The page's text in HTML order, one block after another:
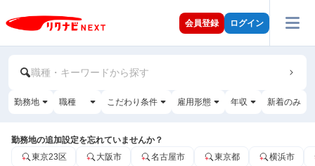
会員登録 ログイン
職種・キーワードから探す
勤務地 職種 こだわり条件 雇用形態 年収 新着のみ
勤務地の追加設定を忘れていませんか？
東京23区
大阪市 名古屋市 東京都 横浜市